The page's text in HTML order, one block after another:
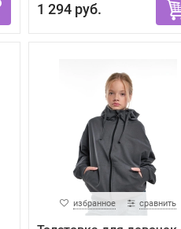
1 294 руб.
избранное сравнить